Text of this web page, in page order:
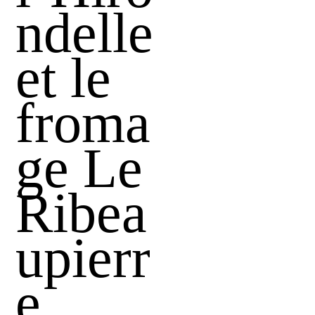
ndelle
et le
froma
ge Le
Ribea
upierr